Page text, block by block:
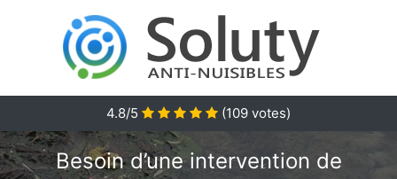
4.8/5 (109 votes)
Besoin d’une intervention de